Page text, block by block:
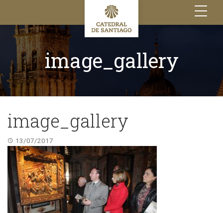
Toggle
navigation
image_gallery
image_gallery
13/07/2017